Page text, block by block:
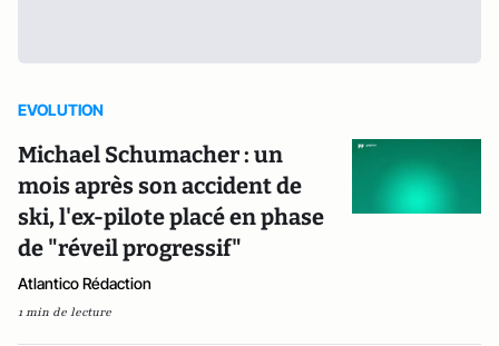
EVOLUTION
Michael Schumacher : un
mois après son accident de
ski, l'ex-pilote placé en phase
de "réveil progressif"
Atlantico Rédaction
1 min de lecture